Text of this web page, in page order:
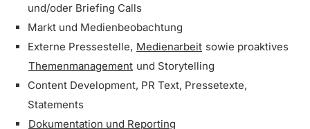
und/oder Briefing Calls
Markt und Medienbeobachtung
Externe Pressestelle, Medienarbeit sowie proaktives
Themenmanagement und Storytelling
Content Development, PR Text, Pressetexte,
Statements
Dokumentation und Reporting